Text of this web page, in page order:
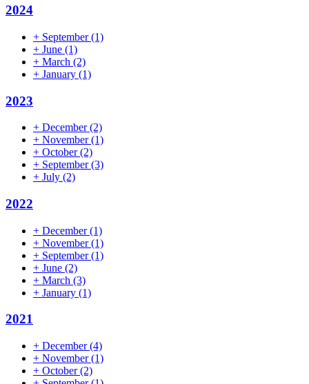
2024
+ September(1)
+ June (1)
+ March (2)
+ January (1)
2023
+ December(2)
+ November(1)
+ October(2)
+ September(3)
+ July (2)
2022
+ December(1)
+ November(1)
+ September(1)
+ June (2)
+ March (3)
+ January (1)
2021
+ December(4)
+ November(1)
+ October(2)